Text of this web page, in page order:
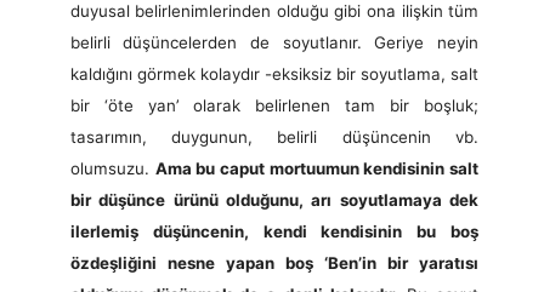
duyusal belirlenimlerinden olduğu gibi ona ilişkin tüm
belirli düşüncelerden de soyutlanır. Geriye neyin
kaldığını görmek kolaydır -eksiksiz bir soyutlama, salt
bir ‘öte yan’ olarak belirlenen tam bir boşluk;
tasarımın, duygunun, belirli düşüncenin vb.
olumsuzu. Ama bu caput mortuumun kendisinin salt
bir düşünce ürünü olduğunu, arı soyutlamaya dek
ilerlemiş düşüncenin, kendi kendisinin bu boş
özdeşliğini nesne yapan boş ‘Ben’in bir yaratısı